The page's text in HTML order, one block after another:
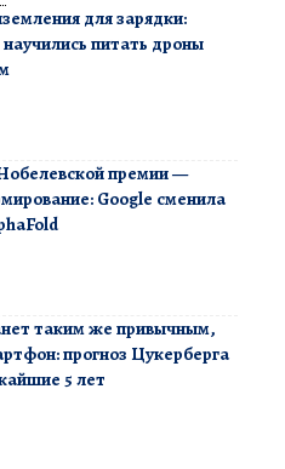
для зарядки:
питать дроны
премии —
Google сменила
таким же привычным,
прогноз Цукерберга
5 лет